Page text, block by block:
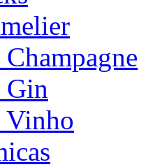
Gin
Vinho